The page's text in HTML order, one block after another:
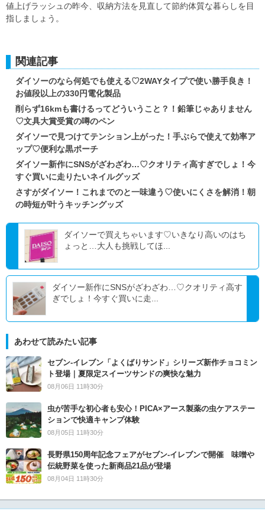
値上げラッシュの昨今、収納方法を見直して節約体質な暮らしを目
指しましょう。
関連記事
ダイソーのなら何処でも使える♡2WAYタイプで使い勝手良き！
お値段以上の330円電化製品
削らず16kmも書けるってどういうこと？！鉛筆じゃありません
♡文具大賞受賞の噂のペン
ダイソーで見つけてテンション上がった！手ぶらで使えて効率ア
ップ♡便利な黒ポーチ
ダイソー新作にSNSがざわざわ…♡クオリティ高すぎでしょ！今
すぐ買いに走りたいネイルグッズ
さすがダイソー！これまでのと一味違う♡使いにくさを解消！朝
の時短が叶うキッチングッズ
ダイソーで買えちゃいます♡いきなり高いのはち
ょっと…大人も挑戦してほ...
ダイソー新作にSNSがざわざわ…♡クオリティ高す
ぎでしょ！今すぐ買いに走...
あわせて読みたい記事
セブン‐イレブン「よくばりサンド」シリーズ新作チョコミン
ト登場｜夏限定スイーツサンドの爽快な魅力
08月06日 11時30分
虫が苦手な初心者も安心！PICA×アース製薬の虫ケアステー
ションで快適キャンプ体験
08月05日 11時30分
長野県150周年記念フェアがセブン-イレブンで開催 味噌や
伝統野菜を使った新商品21品が登場
08月04日 11時30分